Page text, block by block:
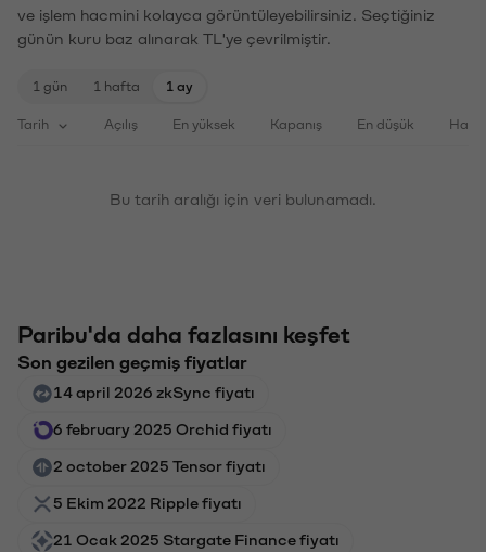
ve işlem hacmini kolayca görüntüleyebilirsiniz. Seçtiğiniz
günün kuru baz alınarak TL'ye çevrilmiştir.
1 gün 1 hafta 1 ay
Tarih Açılış En yüksek Kapanış En düşük
Bu tarih aralığı için veri bulunamadı.
Paribu'da daha fazlasını keşfet
Son gezilen geçmiş fiyatlar
14 april 2026 zkSync fiyatı
6 february 2025 Orchid fiyatı
2 october 2025 Tensor fiyatı
5 Ekim 2022 Ripple fiyatı
21 Ocak 2025 Stargate Finance fiyatı